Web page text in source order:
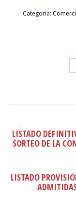
Categoría:
ENTRE
LISTADO
SORTEO DE LA
LISTADO